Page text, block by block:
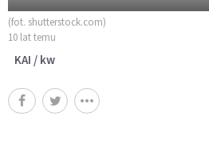
(fot. shutterstock.com)
10 lat temu
KAI / kw